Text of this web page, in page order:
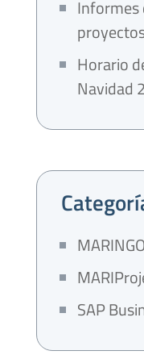
Informes
Horario
Navidad
MARINGO
SAP